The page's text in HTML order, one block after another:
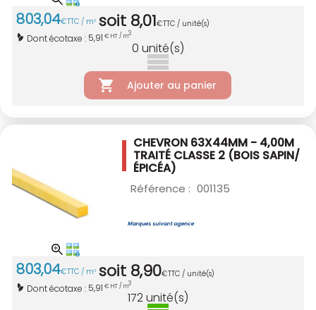
803,04€TTC / m3 soit 8,01€TTC / unité(s)
Dont écotaxe : 5,91 € HT / m3
0 unité(s)
Ajouter au panier
CHEVRON 63X44MM - 4,00M
TRAITÉ CLASSE 2 (BOIS SAPIN/
ÉPICÉA)
Référence : 001135
803,04€TTC / m3 soit 8,90€TTC / unité(s)
Dont écotaxe : 5,91 € HT / m3
172unité(s)